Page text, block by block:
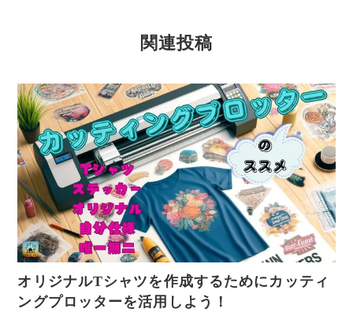
関連投稿
オリジナルTシャツを作成するためにカッティ
ングプロッターを活用しよう！